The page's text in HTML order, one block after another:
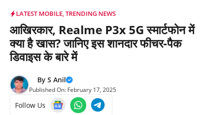
LATEST MOBILE,TRENDING NEWS
आखिरकार, Realme P3x 5G स्मार्टफोन में
क्या है खास? जानिए इस शानदार फीचर-पैक
डिवाइस के बारे में
By S Anil
Published On: February 17, 2025
Follow Us